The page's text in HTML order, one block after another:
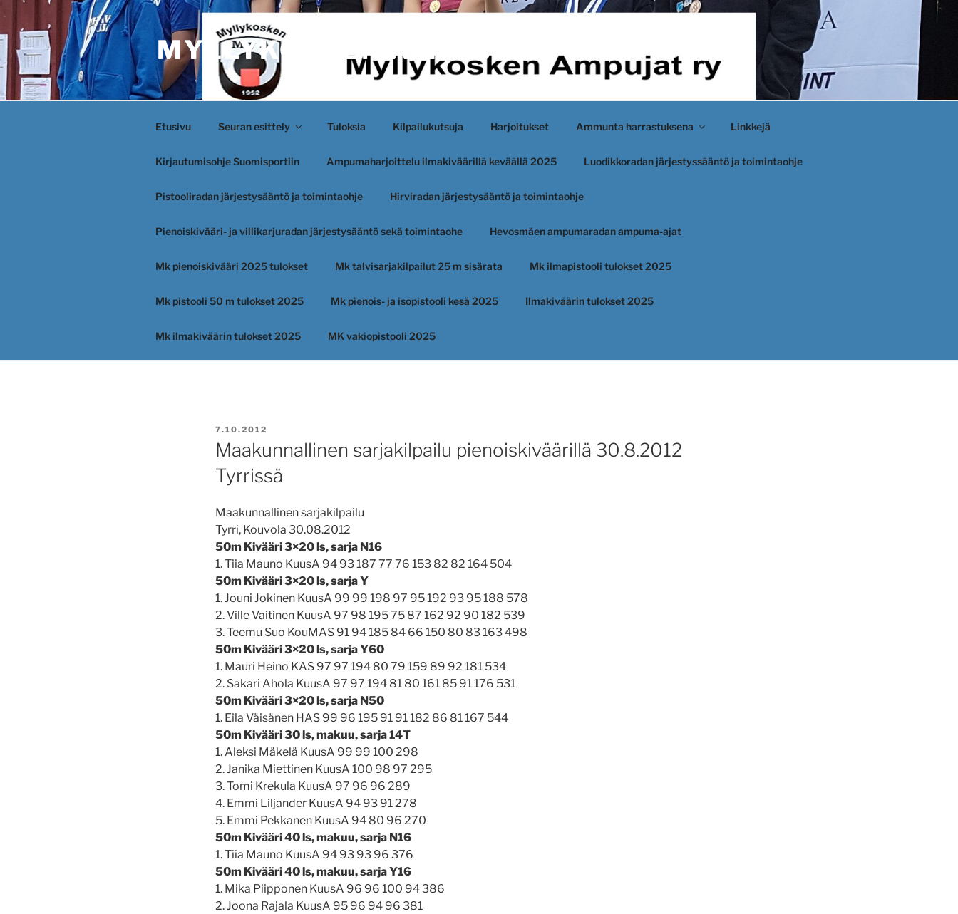
Siirry
sisältöön
MYLLYKOSKEN AMPUJAT
Etusivu Seuran esittely Tuloksia Kilpailukutsuja Harjoitukset Ammunta harrastuksena Linkkejä
Kirjautumisohje Suomisportiin Ampumaharjoittelu ilmakiväärillä keväällä 2025 Luodikkoradan järjestyssääntö ja toimintaohje
Pistooliradan järjestysääntö ja toimintaohje Hirviradan järjestysääntö ja toimintaohje
Pienoiskivääri- ja villikarjuradan järjestysääntö sekä toimintaohe Hevosmäen ampumaradan ampuma-ajat
Mk pienoiskivääri 2025 tulokset Mk talvisarjakilpailut 25 m sisärata Mk ilmapistooli tulokset 2025
Mk pistooli 50 m tulokset 2025 Mk pienois- ja isopistooli kesä 2025 Ilmakiväärin tulokset 2025
Mk ilmakiväärin tulokset 2025 MK vakiopistooli 2025
JULKAISTU
7.10.2012
Maakunnallinen sarjakilpailu pienoiskiväärillä 30.8.2012
Tyrrissä
Maakunnallinen sarjakilpailu
Tyrri, Kouvola 30.08.2012
50m Kivääri 3×20 ls, sarja N16
1. Tiia Mauno KuusA 94 93 187 77 76 153 82 82 164 504
50m Kivääri 3×20 ls, sarja Y
1. Jouni Jokinen KuusA 99 99 198 97 95 192 93 95 188 578
2. Ville Vaitinen KuusA 97 98 195 75 87 162 92 90 182 539
3. Teemu Suo KouMAS 91 94 185 84 66 150 80 83 163 498
50m Kivääri 3×20 ls, sarja Y60
1. Mauri Heino KAS 97 97 194 80 79 159 89 92 181 534
2. Sakari Ahola KuusA 97 97 194 81 80 161 85 91 176 531
50m Kivääri 3×20 ls, sarja N50
1. Eila Väisänen HAS 99 96 195 91 91 182 86 81 167 544
50m Kivääri 30 ls, makuu, sarja 14T
1. Aleksi Mäkelä KuusA 99 99 100 298
2. Janika Miettinen KuusA 100 98 97 295
3. Tomi Krekula KuusA 97 96 96 289
4. Emmi Liljander KuusA 94 93 91 278
5. Emmi Pekkanen KuusA 94 80 96 270
50m Kivääri 40 ls, makuu, sarja N16
1. Tiia Mauno KuusA 94 93 93 96 376
50m Kivääri 40 ls, makuu, sarja Y16
1. Mika Piipponen KuusA 96 96 100 94 386
2. Joona Rajala KuusA 95 96 94 96 381